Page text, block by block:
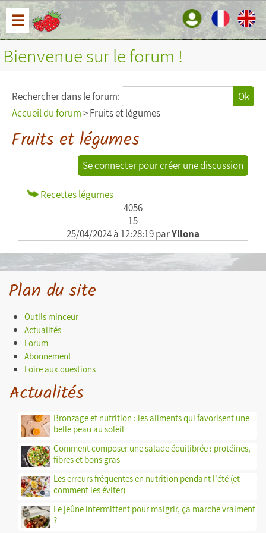
☰
Bienvenue sur le forum !
Rechercher dans le forum:
Ok
Accueil du forum> Fruits et légumes
Fruits et légumes
Se connecter pour créer une discussion
Recettes légumes
4056
15
25/04/2024 à 12:28:19 parYllona
Plan du site
Outils minceur
Actualités
Forum
Abonnement
Foire aux questions
Actualités
Bronzage et nutrition : les aliments qui favorisent une
belle peau au soleil
Comment composer une salade équilibrée : protéines,
fibres et bons gras
Les erreurs fréquentes en nutrition pendant l'été (et
comment les éviter)
Le jeûne intermittent pour maigrir, ça marche vraiment
?